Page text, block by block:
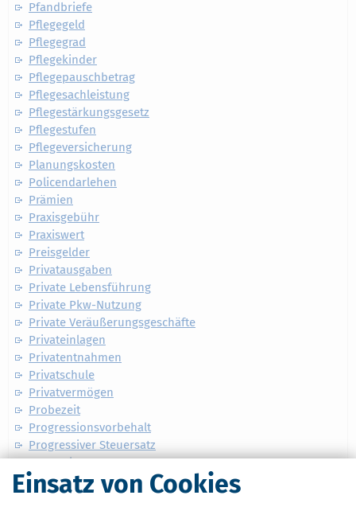
Einsatz von Cookies
Pfandbriefe
Pflegegeld
Pflegegrad
Pflegekinder
Pflegepauschbetrag
Pflegesachleistung
Pflegestärkungsgesetz
Pflegestufen
Pflegeversicherung
Planungskosten
Policendarlehen
Prämien
Praxisgebühr
Praxiswert
Preisgelder
Privatausgaben
Private Lebensführung
Private Pkw-Nutzung
Private Veräußerungsgeschäfte
Privateinlagen
Privatentnahmen
Privatschule
Privatvermögen
Probezeit
Progressionsvorbehalt
Progressiver Steuersatz
Promotion
Provision
Prozesskosten